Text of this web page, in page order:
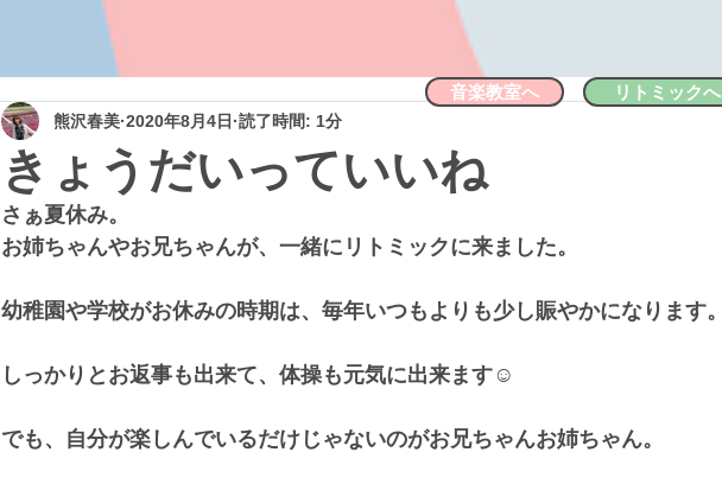
きょうだいっていいね
熊沢春美 2020年8月4日 読了時間: 1分
さぁ夏休み。
お姉ちゃんやお兄ちゃんが、一緒にリトミックに来ました。
幼稚園や学校がお休みの時期は、毎年いつもよりも少し賑やかになります。
しっかりとお返事も出来て、体操も元気に出来ます☺
でも、自分が楽しんでいるだけじゃないのがお兄ちゃんお姉ちゃん。
音楽教室へ リトミックへ